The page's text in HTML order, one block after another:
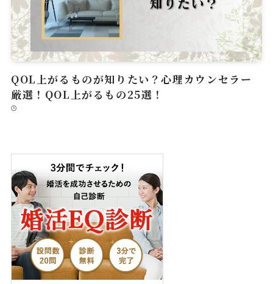
QOL上がるものが知りたい？心理カウンセラー
厳選！QOL上がるもの25選！